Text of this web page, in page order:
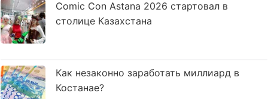
Comic Con Astana 2026 стартовал в
столице Казахстана
Как незаконно заработать миллиард в
Костанае?